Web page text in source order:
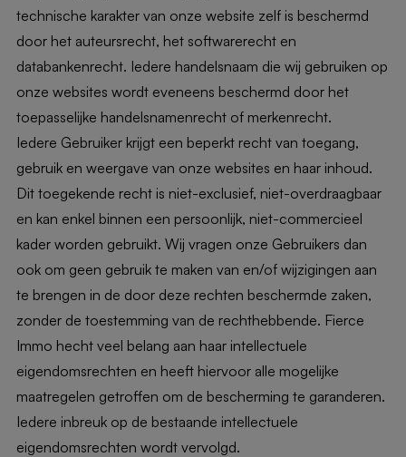
technische karakter van onze website zelf is beschermd
door het auteursrecht, het softwarerecht en
databankenrecht. Iedere handelsnaam die wij gebruiken op
onze websites wordt eveneens beschermd door het
toepasselijke handelsnamenrecht of merkenrecht.
Iedere Gebruiker krijgt een beperkt recht van toegang,
gebruik en weergave van onze websites en haar inhoud.
Dit toegekende recht is niet-exclusief, niet-overdraagbaar
en kan enkel binnen een persoonlijk, niet-commercieel
kader worden gebruikt. Wij vragen onze Gebruikers dan
ook om geen gebruik te maken van en/of wijzigingen aan
te brengen in de door deze rechten beschermde zaken,
zonder de toestemming van de rechthebbende. Fierce
Immo hecht veel belang aan haar intellectuele
eigendomsrechten en heeft hiervoor alle mogelijke
maatregelen getroffen om de bescherming te garanderen.
Iedere inbreuk op de bestaande intellectuele
eigendomsrechten wordt vervolgd.